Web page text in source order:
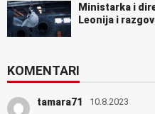
Ministarka i
Leonija i
KOMENTARI
tamara71 10.8.2023